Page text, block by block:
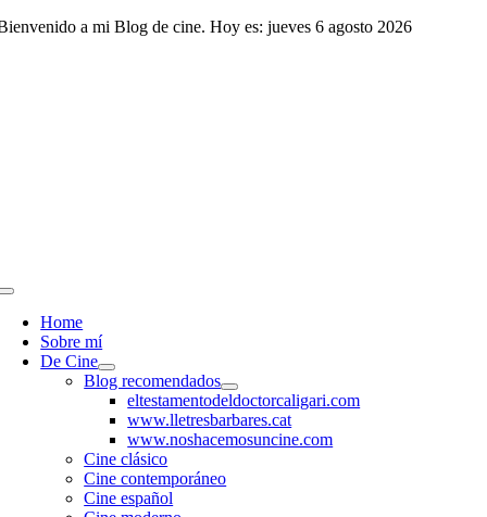
Saltar
a mi Blog de cine. Hoy es: jueves 6 agosto 2026
Toggle
NavigationHome
Sobre mí
De Cine
Blog recomendados
eltestamentodeldoctorcaligari.com
www.lletresbarbares.cat
www.noshacemosuncine.com
Cine clásico
Cine contemporáneo
Cine español